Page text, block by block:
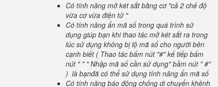
Có tính năng mở két sắt bằng cơ "cả 2 chế độ
vừa cơ vừa điện tử "
Có tính năng ẩn mã số trong quá trình sử
dụng giúp bạn khi thao tác mở két sắt ra trong
lúc sử dụng không bị lộ mã số cho người bên
cạnh biết ( Thao tác bấm nút "#" kế tiếp bấm
nút " * " Nhập mã số cần sử dụng" bầm nút " #"
) là bạnđã có thể sử dụng tính năng ẩn mã số
Có tính năng báo động chống di chuyển khênh